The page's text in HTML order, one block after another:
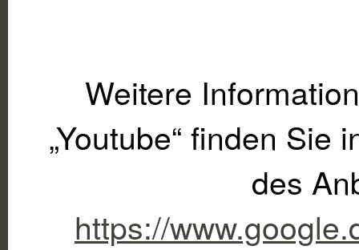
Weitere
„Youtube“ finden
des
https://